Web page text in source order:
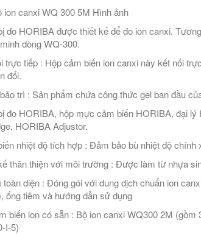
ion canxi WQ 300 5M Hình ảnh
đo HORIBA được thiết kế để đo ion canxi.
dòng WQ-300.
trực tiếp : Hộp cảm biến ion canxi này kết nối
đổi.
trì : Sản phẩm chứa công thức gel ban đầu
đo HORIBA, hộp mực cảm biến HORIBA, đại
HORIBA Adjustor.
nhiệt độ tích hợp : Đảm bảo bù nhiệt độ chính
thân thiện với môi trường : Được làm từ nhựa
toàn diện : Đóng gói với dung dịch chuẩn ion
ống tiêm và hướng dẫn sử dụng
biến ion có sẵn : Bộ ion canxi WQ300 2M
I-5)